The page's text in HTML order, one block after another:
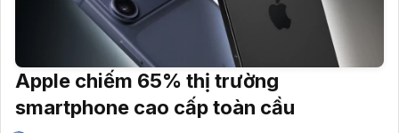
Apple chiếm 65% thị trường
smartphone cao cấp toàn cầu